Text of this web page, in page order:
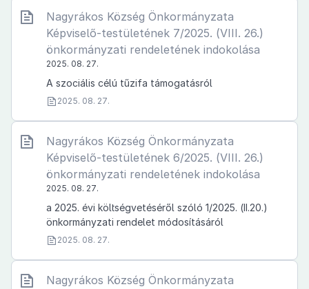
Nagyrákos Község Önkormányzata
Képviselő-testületének 7/2025. (VIII. 26.)
önkormányzati rendeletének indokolása
2025. 08. 27.
A szociális célú tűzifa támogatásról
2025. 08. 27.
Nagyrákos Község Önkormányzata
Képviselő-testületének 6/2025. (VIII. 26.)
önkormányzati rendeletének indokolása
2025. 08. 27.
a 2025. évi költségvetéséről szóló 1/2025. (II.20.)
önkormányzati rendelet módosításáról
2025. 08. 27.
Nagyrákos Község Önkormányzata